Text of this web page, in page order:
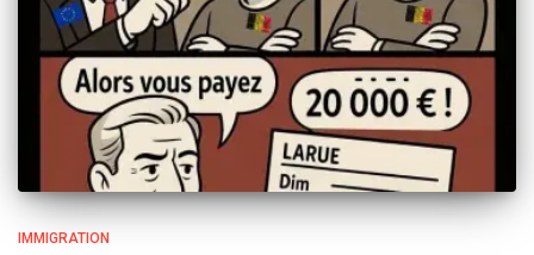
IMMIGRATION